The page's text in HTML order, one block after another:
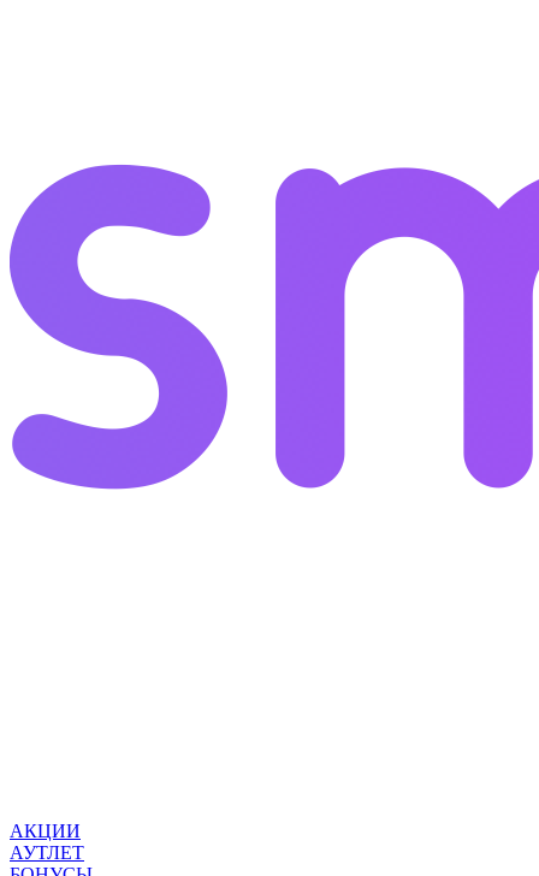
АКЦИИ
АУТЛЕТ